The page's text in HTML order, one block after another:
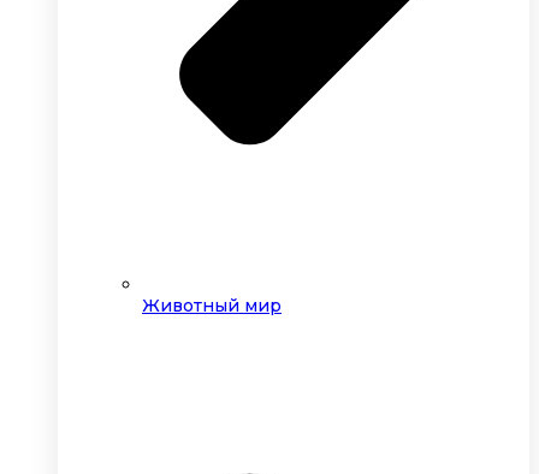
Животный мир